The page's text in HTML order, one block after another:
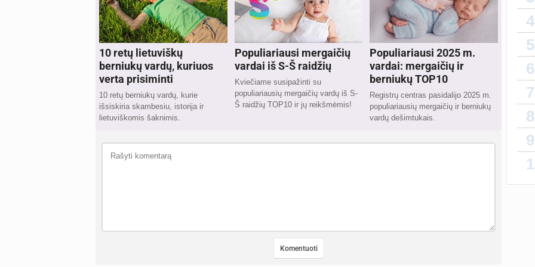
10 retų lietuviškų
berniukų vardų, kuriuos
verta prisiminti
10 retų berniukų vardų, kurie
išsiskiria skambesiu, istorija ir
lietuviškomis šaknimis.
Populiariausi mergaičių
vardai iš S-Š raidžių
Kviečiame susipažinti su
populiariausių mergaičių vardų iš S-
Š raidžių TOP10 ir jų reikšmėmis!
Populiariausi 2025 m.
vardai: mergaičių ir
berniukų TOP10
Registrų centras pasidalijo 2025 m.
populiariausių mergaičių ir berniukų
vardų dešimtukais.
4
5
6
7
8
9